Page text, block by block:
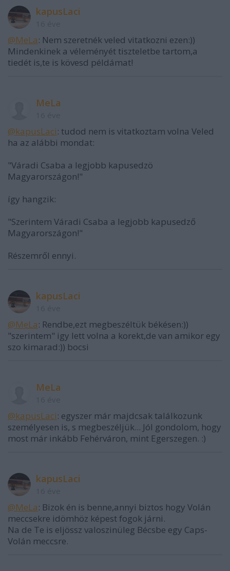
kapusLaci
@MeLa: Nem szeretnék veled vitatkozni ezen:))
Mindenkinek a véleményét tiszteletbe tartom,a
tiedét is,te is kövesd példámat!
MeLa
@kapusLaci: tudod nem is vitatkoztam volna Veled
ha az alábbi mondat:
"Váradi Csaba a legjobb kapusedzö
Magyarországon!"
így hangzik:
"Szerintem Váradi Csaba a legjobb kapusedző
Magyarországon!"
Részemről ennyi.
kapusLaci
@MeLa: Rendbe,ezt megbeszéltük békésen:))
"szerintem" igy lett volna a korekt,de van amikor egy
szo kimarad:)) bocsi
MeLa
@kapusLaci: egyszer már majdcsak találkozunk
személyesen is, s megbeszéljük... Jól gondolom, hogy
most már inkább Fehérváron, mint Egerszegen. :)
kapusLaci
@MeLa: Bizok én is benne,annyi biztos hogy Volán
meccsekre idömhöz képest fogok járni.
Na de Te is eljössz valoszinüleg Bécsbe egy Caps-
Volán meccsre.